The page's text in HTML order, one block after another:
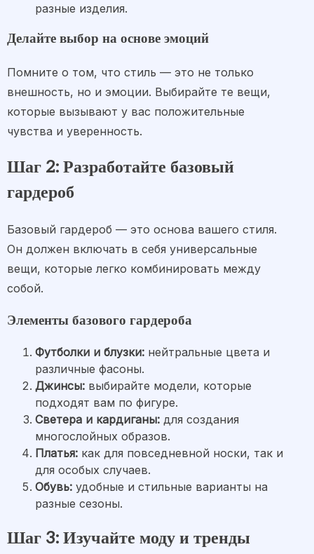
разные изделия.
Делайте выбор на основе эмоций
Помните о том, что стиль — это не только
внешность, но и эмоции. Выбирайте те вещи,
которые вызывают у вас положительные
чувства и уверенность.
Шаг 2: Разработайте базовый
гардероб
Базовый гардероб — это основа вашего стиля.
Он должен включать в себя универсальные
вещи, которые легко комбинировать между
собой.
Элементы базового гардероба
Футболки и блузки: нейтральные цвета и
различные фасоны.
Джинсы: выбирайте модели, которые
подходят вам по фигуре.
Светера и кардиганы: для создания
многослойных образов.
Платья: как для повседневной носки, так и
для особых случаев.
Обувь: удобные и стильные варианты на
разные сезоны.
Шаг 3: Изучайте моду и тренды